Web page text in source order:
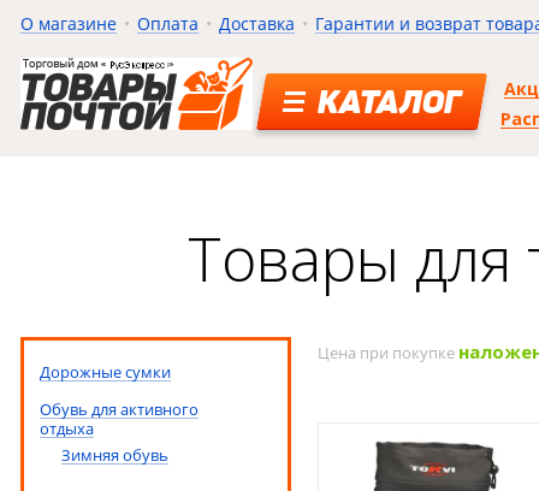
О магазине Оплата Доставка Гарантии и возврат
КАТАЛОГ
Товары для
Дорожные сумки
Обувь для активного
отдыха
Зимняя обувь
Цена при покупке